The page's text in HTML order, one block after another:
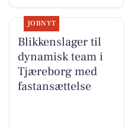
JOBNYT
Blikkenslager til
dynamisk team i
Tjæreborg med
fastansættelse